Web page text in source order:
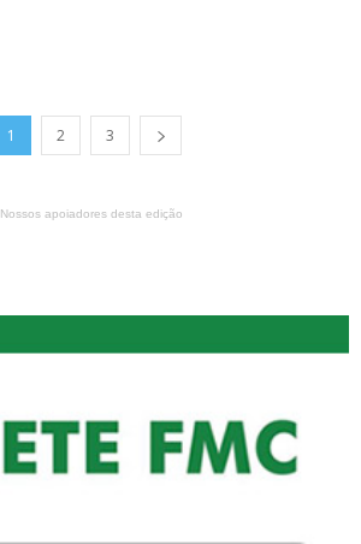
1 2 3
Nossos apoiadores desta edição